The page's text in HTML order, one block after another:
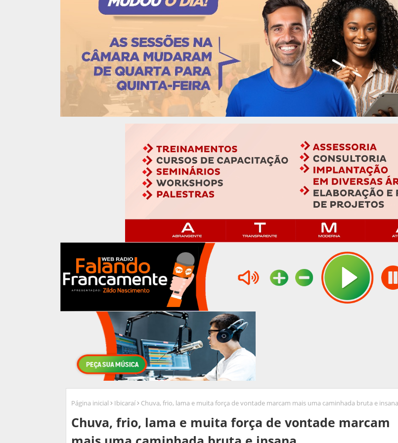
Página inicial Ibicaraí Chuva, frio, lama e muita força de vontade marcam mais uma caminhada bruta e insana
Chuva, frio, lama e muita força de vontade marcam